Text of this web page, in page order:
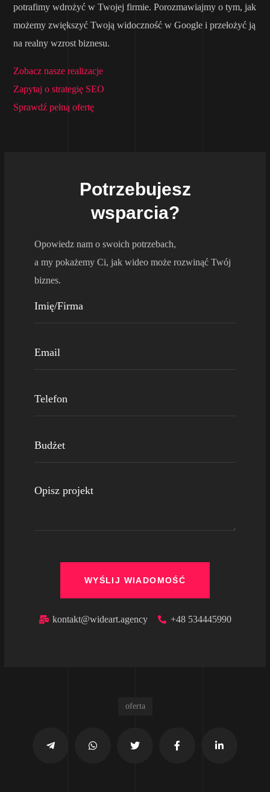
potrafimy wdrożyć w Twojej firmie. Porozmawiajmy o tym, jak
możemy zwiększyć Twoją widoczność w Google i przełożyć ją
na realny wzrost biznesu.
Zobacz nasze realizacje
Zapytaj o strategię SEO
Sprawdź pełną ofertę
Potrzebujesz
wsparcia?
Opowiedz nam o swoich potrzebach,
a my pokażemy Ci, jak wideo może rozwinąć Twój
biznes.
kontakt@wideart.agency +48 534445990
oferta